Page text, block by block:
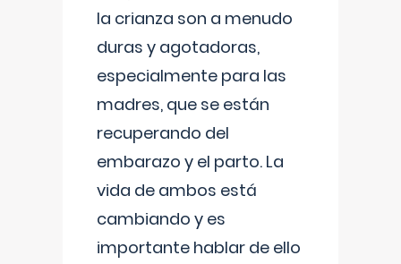
la crianza son a menudo
duras y agotadoras,
especialmente para las
madres, que se están
recuperando del
embarazo y el parto. La
vida de ambos está
cambiando y es
importante hablar de ello